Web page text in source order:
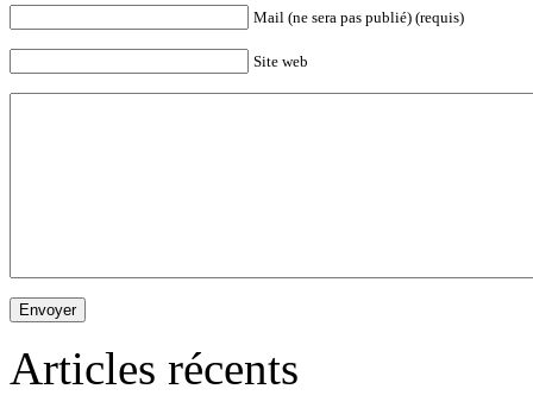
Mail (ne sera pas publié) (requis)
Site web
Articles récents